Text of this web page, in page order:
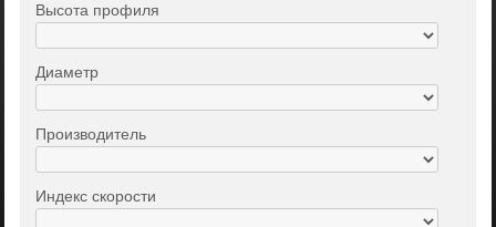
Высота профиля
Диаметр
Производитель
Индекс скорости